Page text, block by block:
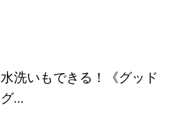
水洗いもできる！《グッド
グ...